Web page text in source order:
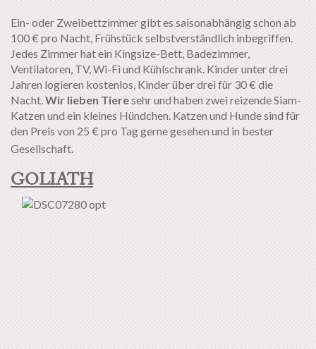
Ein- oder Zweibettzimmer gibt es saisonabhängig schon ab
100 € pro Nacht, Frühstück selbstverständlich inbegriffen.
Jedes Zimmer hat ein Kingsize-Bett, Badezimmer,
Ventilatoren, TV, Wi-Fi und Kühlschrank. Kinder unter drei
Jahren logieren kostenlos, Kinder über drei für 30 € die
Nacht. Wir lieben Tieresehr und haben zwei reizende Siam-
Katzen und ein kleines Hündchen. Katzen und Hunde sind für
den Preis von 25 € pro Tag gerne gesehen und in bester
Gesellschaft.
GOLIATH